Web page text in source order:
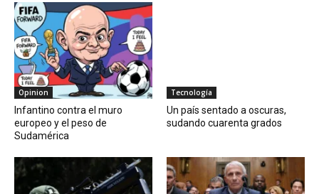
Opinion
Infantino contra el muro
europeo y el peso de
Sudamérica
Tecnología
Un país sentado a oscuras,
sudando cuarenta grados